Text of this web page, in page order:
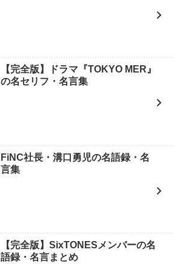
【完全版】ドラマ『TOKYO MER』
の名セリフ・名言集
FiNC社長・溝口勇児の名語録・名
言集
【完全版】SixTONESメンバーの名
語録・名言まとめ